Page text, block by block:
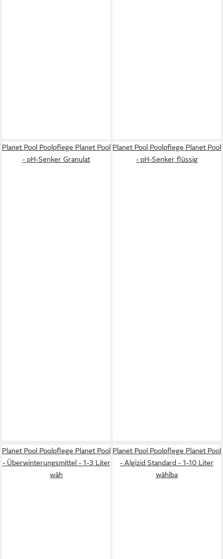
Planet Pool Poolpflege Planet Pool
- pH-Senker Granulat
Planet Pool Poolpflege Planet Pool
- pH-Senker flüssig
Planet Pool Poolpflege Planet Pool
- Überwinterungsmittel - 1-3 Liter
wäh
Planet Pool Poolpflege Planet Pool
- Algizid Standard - 1-10 Liter
wählba